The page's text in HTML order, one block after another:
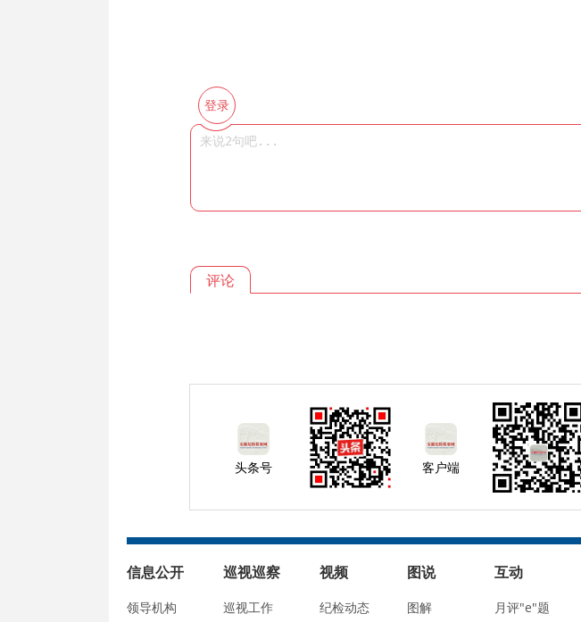
登录
评论
头条号 客户端
信息公开
领导机构
巡视巡察
巡视工作
视频
纪检动态
图说
图解
互动
月评"e"题